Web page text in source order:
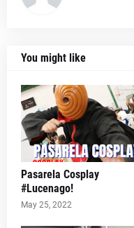
You might like
Pasarela Cosplay
#Lucenago!
May 25, 2022